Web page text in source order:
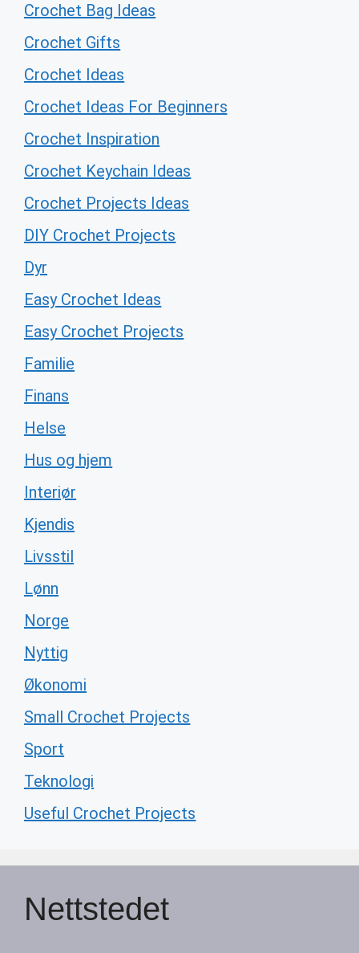
Crochet Bag Ideas
Crochet Gifts
Crochet Ideas
Crochet Ideas For Beginners
Crochet Inspiration
Crochet Keychain Ideas
Crochet Projects Ideas
DIY Crochet Projects
Dyr
Easy Crochet Ideas
Easy Crochet Projects
Familie
Finans
Helse
Hus og hjem
Interiør
Kjendis
Livsstil
Lønn
Norge
Nyttig
Økonomi
Small Crochet Projects
Sport
Teknologi
Useful Crochet Projects
Nettstedet